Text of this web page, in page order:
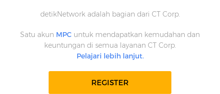
detikNetwork adalah bagian dari CT Corp.
Satu akun MPC untuk mendapatkan kemudahan dan
keuntungan di semua layanan CT Corp.
Pelajari lebih lanjut.
REGISTER